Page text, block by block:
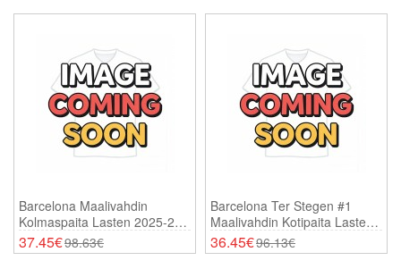
Barcelona Maalivahdin
Kolmaspaita Lasten 2025-26
Pitkähihainen (+ Shortsit)
37.45€98.63€
Barcelona Ter Stegen #1
Maalivahdin Kotipaita Lasten
2025-26 Lyhythihainen (+
Shortsit)
36.45€96.13€